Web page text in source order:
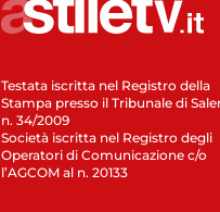
Testata iscritta nel Registro della
Stampa presso il Tribunale di
n. 34/2009
Società iscritta nel Registro degli
Operatori di Comunicazione c/o
l’AGCOM al n. 20133